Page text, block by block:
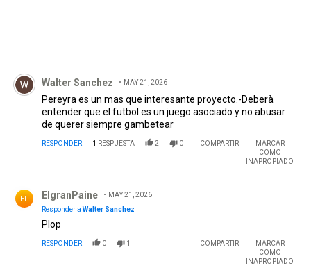
Comentario de Walter Sanchez.
Walter Sanchez MAY 21, 2026
Pereyra es un mas que interesante proyecto.-Deberà
entender que el futbol es un juego asociado y no abusar
de querer siempre gambetear
RESPONDER 1 RESPUESTA 2 0 COMPARTIR
MARCAR
COMO
INAPROPIADO
EL ElgranPaine
MAY 21, 2026
Responder a Walter Sanchez
Plop
RESPONDER 0 1 COMPARTIR
MARCAR
COMO
INAPROPIADO